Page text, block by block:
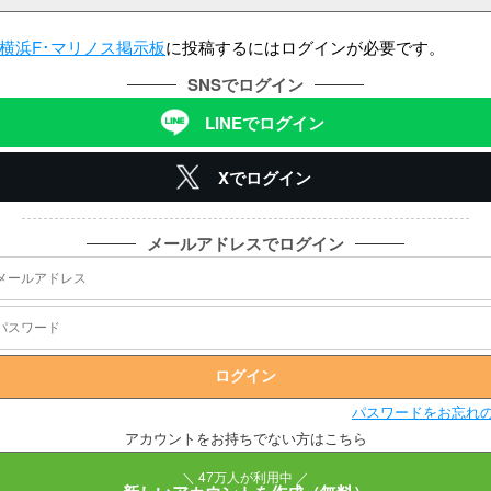
浜F･マリノス掲示板に投稿するにはログインが必要です。
SNSでログイン
LINEでログイン
Xでログイン
メールアドレスでログイン
パスワードをお忘れ
アカウントをお持ちでない方はこちら
＼ 47万人が利用中 ／